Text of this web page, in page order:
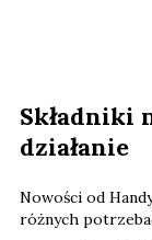
Składniki
działanie
Nowości od
różnych